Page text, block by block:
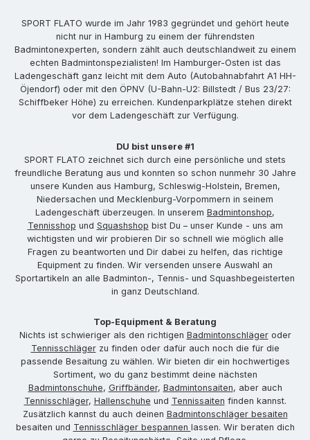
SPORT FLATO wurde im Jahr 1983 gegründet und gehört heute
nicht nur in Hamburg zu einem der führendsten
Badmintonexperten, sondern zählt auch deutschlandweit zu einem
echten Badmintonspezialisten! Im Hamburger-Osten ist das
Ladengeschäft ganz leicht mit dem Auto (Autobahnabfahrt A1 HH-
Öjendorf) oder mit den ÖPNV (U-Bahn-U2: Billstedt / Bus 23/27:
Schiffbeker Höhe) zu erreichen. Kundenparkplätze stehen direkt
vor dem Ladengeschäft zur Verfügung.
DU bist unsere #1
SPORT FLATO zeichnet sich durch eine persönliche und stets
freundliche Beratung aus und konnten so schon nunmehr 30 Jahre
unsere Kunden aus Hamburg, Schleswig-Holstein, Bremen,
Niedersachen und Mecklenburg-Vorpommern in seinem
Ladengeschäft überzeugen. In unserem Badmintonshop,
Tennisshop und Squashshop bist Du – unser Kunde - uns am
wichtigsten und wir probieren Dir so schnell wie möglich alle
Fragen zu beantworten und Dir dabei zu helfen, das richtige
Equipment zu finden. Wir versenden unsere Auswahl an
Sportartikeln an alle Badminton-, Tennis- und Squashbegeisterten
in ganz Deutschland.
Top-Equipment & Beratung
Nichts ist schwieriger als den richtigen Badmintonschlägeroder
Tennisschlägerzu finden oder dafür auch noch die für die
passende Besaitung zu wählen. Wir bieten dir ein hochwertiges
Sortiment, wo du ganz bestimmt deine nächsten
Badmintonschuhe, Griffbänder, Badmintonsaiten, aber auch
Tennisschläger, Hallenschuhe und Tennissaiten finden kannst.
Zusätzlich kannst du auch deinen Badmintonschläger besaiten
besaiten und Tennisschläger bespannen lassen. Wir beraten dich